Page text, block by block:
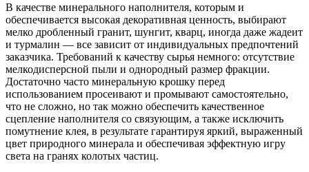
В качестве минерального наполнителя, которым и
обеспечивается высокая декоративная ценность, выбирают
мелко дробленный гранит, шунгит, кварц, иногда даже жадеит
и турмалин — все зависит от индивидуальных предпочтений
заказчика. Требований к качеству сырья немного: отсутствие
мелкодисперсной пыли и однородный размер фракции.
Достаточно часто минеральную крошку перед
использованием просеивают и промывают самостоятельно,
что не сложно, но так можно обеспечить качественное
сцепление наполнителя со связующим, а также исключить
помутнение клея, в результате гарантируя яркий, выраженный
цвет природного минерала и обеспечивая эффектную игру
света на гранях колотых частиц.